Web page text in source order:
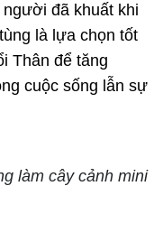
đã khuất khi
là lựa chọn tốt
Thân để tăng
cuộc sống lẫn sự
làm cây cảnh mini